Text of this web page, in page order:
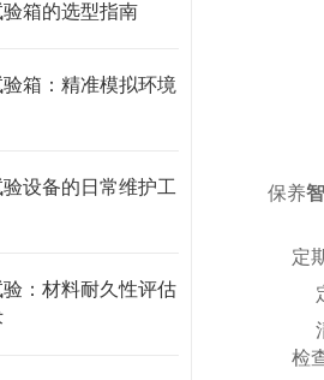
箱的选型指南
箱：精准模拟环境
设备的日常维护工
：材料耐久性评估
保养
定
检